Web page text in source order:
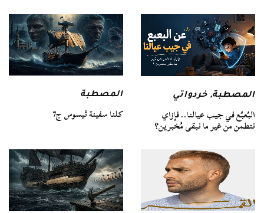
المصطبة,خردواتي
البُعبُع في جيب عيالنا.. فإزاي
نتطمن من غير ما نبقى مُخبرين؟
المصطبة
كلنا سفينة ثيسوس ج7